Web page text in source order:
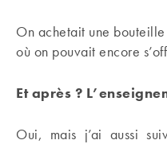
On achetait une
où on pouvait encore
Et après ?
Oui, mais j’ai aussi